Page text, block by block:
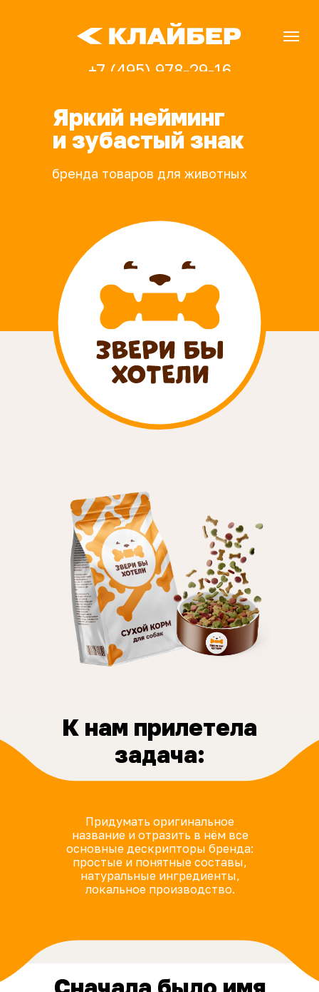
+7 (495) 978-29-16
Яркий нейминг
и зубастый знак
бренда товаров для животных
Придумать оригинальное
название и отразить в нём все
основные дескрипторы бренда:
простые и понятные составы,
натуральные ингредиенты,
локальное производство.
К нам прилетела
задача: